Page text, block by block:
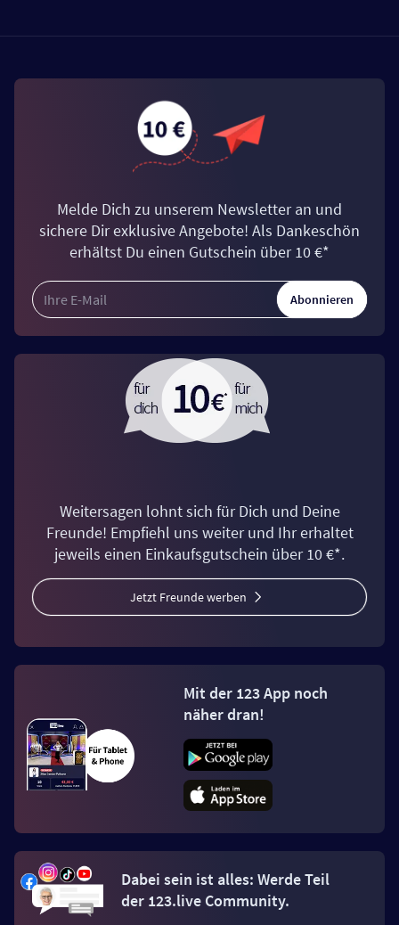
Melde Dich zu unserem Newsletter an und
sichere Dir exklusive Angebote! Als Dankeschön
erhältst Du einen Gutschein über 10 €*
Abonnieren
Weitersagen lohnt sich für Dich und Deine
Freunde! Empfiehl uns weiter und Ihr erhaltet
jeweils einen Einkaufsgutschein über 10 €*.
Jetzt Freunde werben
Mit der 123 App noch
näher dran!
Dabei sein ist alles: Werde Teil
der 123.live Community.